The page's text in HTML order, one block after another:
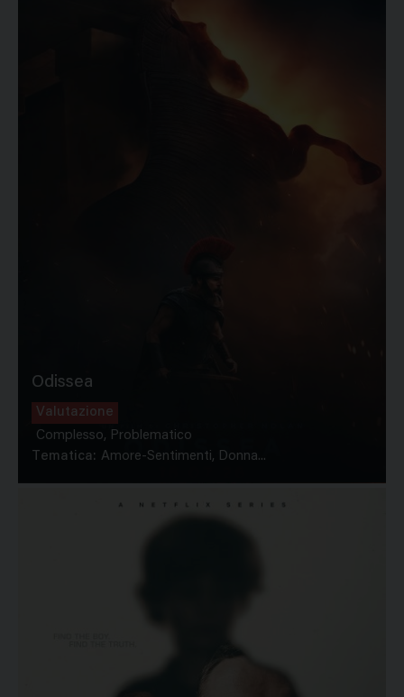
Odissea
Valutazione
Complesso, Problematico
Tematica: Amore-Sentimenti, Donna...